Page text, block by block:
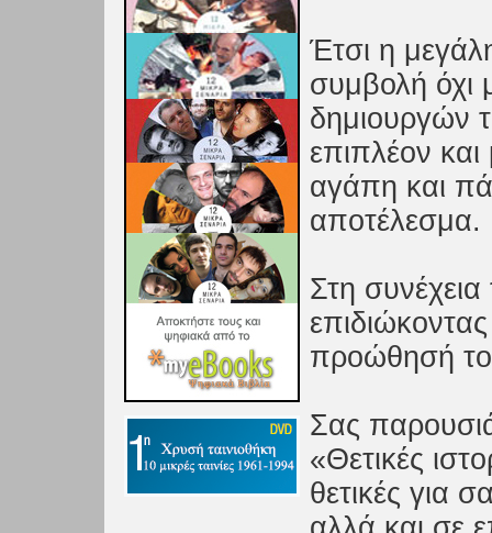
Έτσι η
συμβολή όχι
δημιουργών
επιπλέον
αγάπη και
αποτέλεσμα.
Στη
προώθησή
Σας
«Θετικές
θετικές για